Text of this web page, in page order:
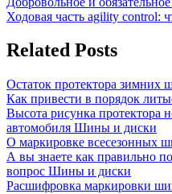
Навигация
по
записям
Post:
Next
Ходовая часть agility control:
Related Posts
Остаток протектора
Как привести в порядок
Высота рисунка протектора
автомобиля Шины и диски
О маркировке всесезонных
А вы знаете как правильно
вопрос Шины и диски
Расшифровка маркировки